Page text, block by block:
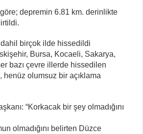
depremin 6.81 km. derinlikte
birçok ilde hissedildi
Bursa, Kocaeli, Sakarya,
bazı çevre illerde hissedilen
henüz olumsuz bir açıklama
“Korkacak bir şey olmadığını
olmadığını belirten Düzce